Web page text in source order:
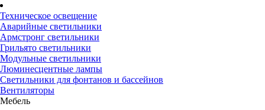
Техническое освещение
Аварийные светильники
Армстронг светильники
Грильято светильники
Модульные светильники
Люминесцентные лампы
Светильники для фонтанов и бассейнов
Вентиляторы
Мебель